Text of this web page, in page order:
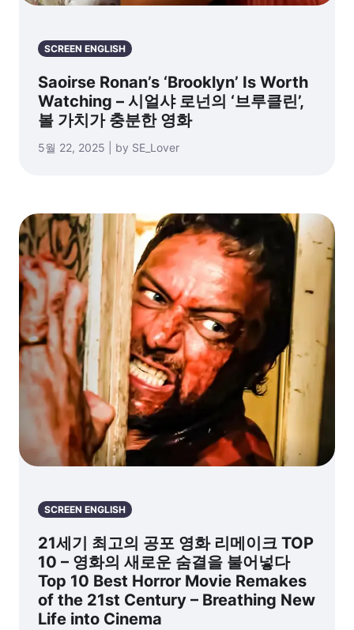
SCREEN ENGLISH
Saoirse Ronan’s ‘Brooklyn’ Is Worth
Watching – 시얼샤 로넌의 ‘브루클린’,
볼 가치가 충분한 영화
5월 22, 2025 | by SE_Lover
SCREEN ENGLISH
21세기 최고의 공포 영화 리메이크 TOP
10 – 영화의 새로운 숨결을 불어넣다
Top 10 Best Horror Movie Remakes
of the 21st Century – Breathing New
Life into Cinema